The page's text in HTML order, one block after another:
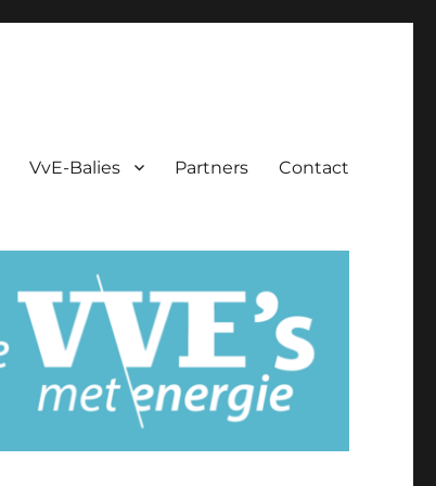
VvE-Balies Partners Contact